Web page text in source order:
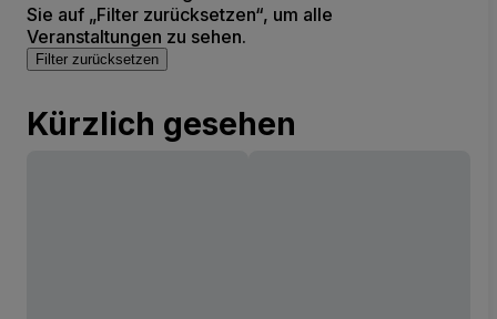
Sie auf „Filter zurücksetzen“, um alle
Veranstaltungen zu sehen.
Filter zurücksetzen
Kürzlich gesehen